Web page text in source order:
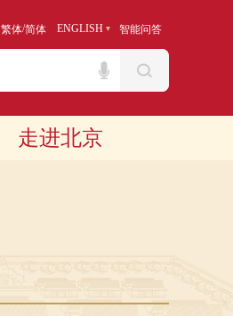
繁体/简体 ENGLISH 智能问答
走进北京